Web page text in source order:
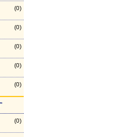
(0)
(0)
(0)
(0)
(0)
(0)